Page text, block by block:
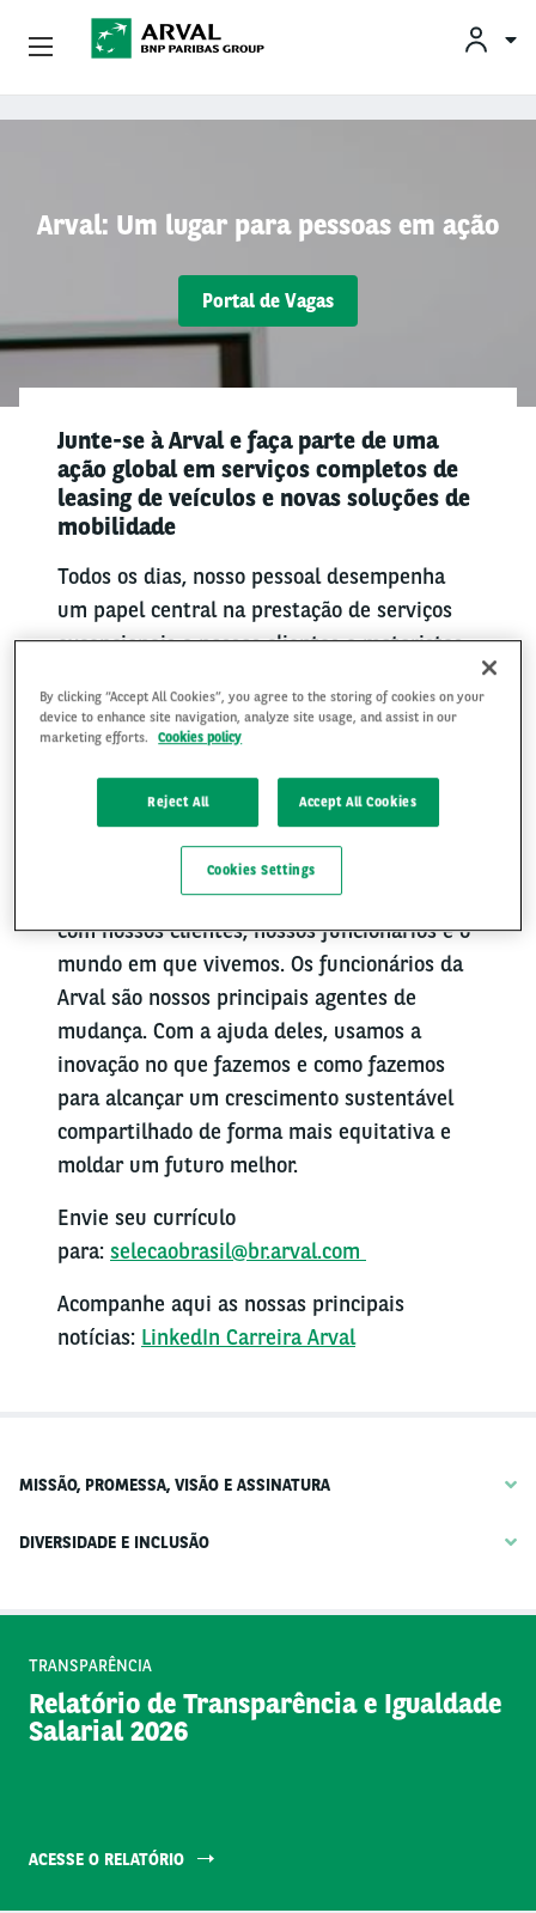
Arval: Um lugar para pessoas em ação
Portal de Vagas
Junte-se à Arval e faça parte de uma
ação global em serviços completos de
leasing de veículos e novas soluções de
mobilidade
Todos os dias, nosso pessoal desempenha
um papel central na prestação de serviços
excepcionais a nossos clientes e motoristas,
mudança. Temos o compromisso de melhorar
constantemente a forma como apoiamos
nossos clientes para transformar os desafios
de hoje nas oportunidades de amanhã.
Juntos, todos os dias, transformamos nosso
grupo para fortalecer nosso compromisso
com nossos clientes, nossos funcionários e o
mundo em que vivemos. Os funcionários da
Arval são nossos principais agentes de
mudança. Com a ajuda deles, usamos a
inovação no que fazemos e como fazemos
para alcançar um crescimento sustentável
compartilhado de forma mais equitativa e
moldar um futuro melhor.
Envie seu currículo
para: selecaobrasil@br.arval.com
Acompanhe aqui as nossas principais
notícias: LinkedIn Carreira Arval
MISSÃO, PROMESSA, VISÃO E ASSINATURA
DIVERSIDADE E INCLUSÃO
TRANSPARÊNCIA
Relatório de Transparência e Igualdade
Salarial 2026
ACESSE O RELATÓRIO
Conheça A Arval
By clicking “Accept All Cookies”, you agree to the storing of cookies on your
device to enhance site navigation, analyze site usage, and assist in our
marketing efforts.
Cookies policy
Reject All Accept All Cookies
Cookies Settings